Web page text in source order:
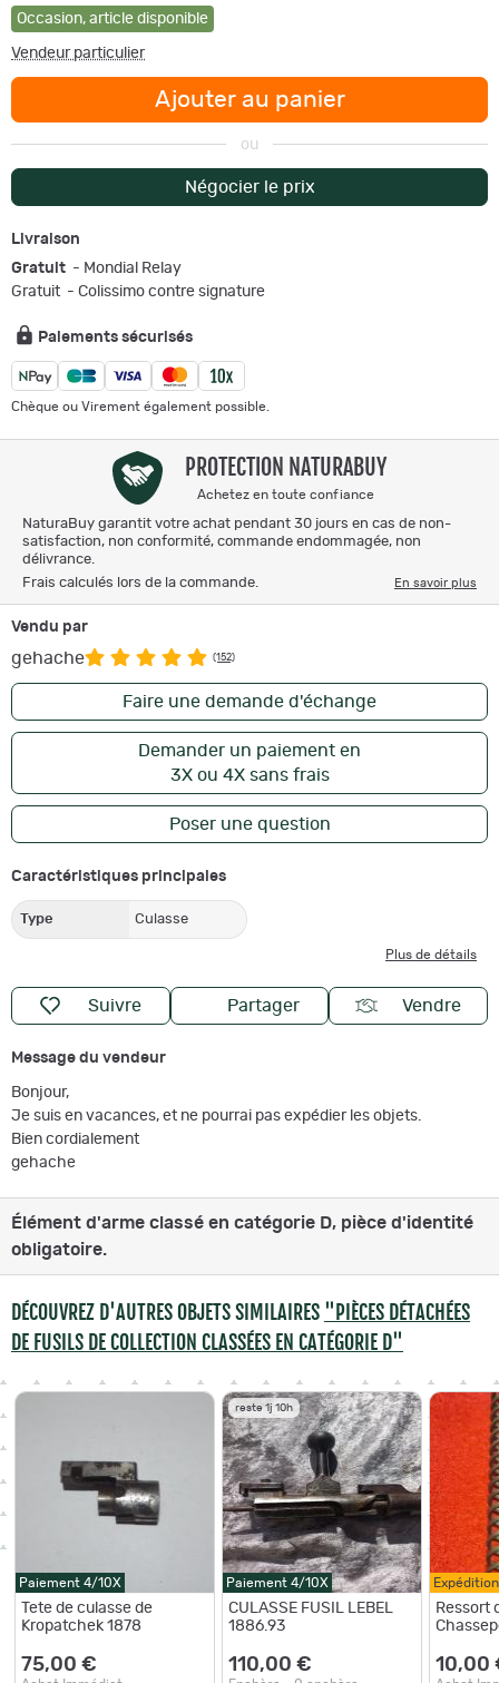
Occasion, article disponible
Vendeur particulier
Ajouter au panier
ou
Négocier le prix
Livraison
Gratuit - Mondial Relay
Gratuit - Colissimo contre signature
Paiements sécurisés
Chèque ou Virement également possible.
PROTECTION NATURABUY
Achetez en toute confiance
NaturaBuy garantit votre achat pendant 30 jours en cas de non-
satisfaction, non conformité, commande endommagée, non
délivrance.
Frais calculés lors de la commande.
En savoir plus
Vendu par
gehache (152)
Faire une demande d'échange
Demander un paiement en
3X ou 4X sans frais
Poser une question
Caractéristiques principales
Type Culasse
Plus de détails
Suivre Partager Vendre
Message du vendeur
Bonjour,
Je suis en vacances, et ne pourrai pas expédier les objets.
Bien cordialement
gehache
Élément d'arme classé en catégorie D, pièce d'identité
obligatoire.
DÉCOUVREZ D'AUTRES OBJETS SIMILAIRES "PIÈCES DÉTACHÉES
DE FUSILS DE COLLECTION CLASSÉES EN CATÉGORIE D"
Paiement 4/10X
Tete de culasse de
Kropatchek 1878
75,00 €
reste 1j 10h
Paiement 4/10X
CULASSE FUSIL LEBEL
1886.93
110,00 €
Ressort
10,00